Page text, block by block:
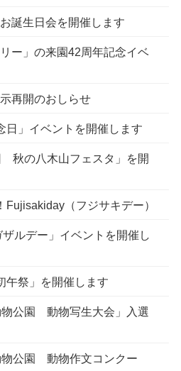
誕生日会を開催します
ー」の来園42周年記念イベ
再開のおしらせ
日」イベントを開催します
秋の八木山フェスタ」を開
Fujisakiday（フジサキデー）
ルデー」イベントを開催し
午祭」を開催します
公園 動物写生大会」入選
公園 動物作文コンクー